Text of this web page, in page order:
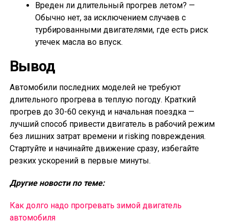
Вреден ли длительный прогрев летом? —
Обычно нет, за исключением случаев с
турбированными двигателями, где есть риск
утечек масла во впуск.
Вывод
Автомобили последних моделей не требуют
длительного прогрева в теплую погоду. Краткий
прогрев до 30-60 секунд и начальная поездка —
лучший способ привести двигатель в рабочий режим
без лишних затрат времени и risking повреждения.
Стартуйте и начинайте движение сразу, избегайте
резких ускорений в первые минуты.
Другие новости по теме:
Как долго надо прогревать зимой двигатель
автомобиля